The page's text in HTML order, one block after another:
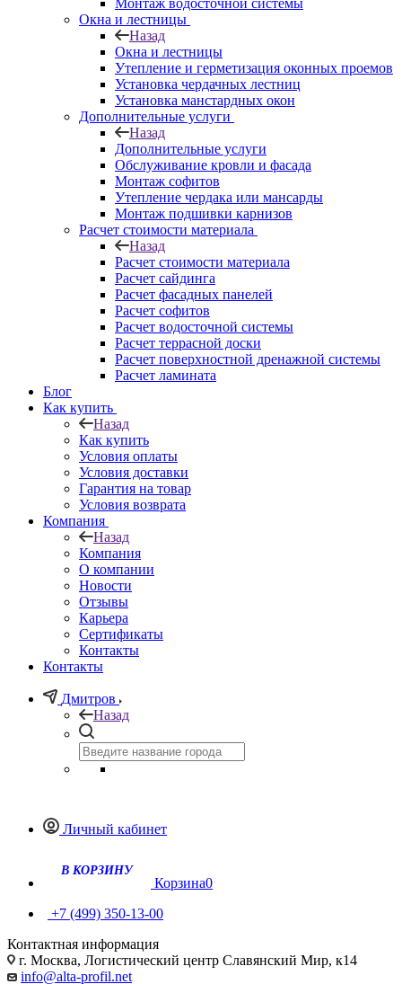
Монтаж водосточной системы
Окна и лестницы
Назад
Окна и лестницы
Утепление и герметизация оконных проемов
Установка чердачных лестниц
Установка манстардных окон
Дополнительные услуги
Назад
Дополнительные услуги
Обслуживание кровли и фасада
Монтаж софитов
Утепление чердака или мансарды
Монтаж подшивки карнизов
Расчет стоимости материала
Назад
Расчет стоимости материала
Расчет сайдинга
Расчет фасадных панелей
Расчет софитов
Расчет водосточной системы
Расчет террасной доски
Расчет поверхностной дренажной системы
Расчет ламината
Блог
Как купить
Назад
Как купить
Условия оплаты
Условия доставки
Гарантия на товар
Условия возврата
Компания
Назад
Компания
О компании
Новости
Отзывы
Карьера
Сертификаты
Контакты
Контакты
Дмитров
Назад
Личный кабинет
Корзина0
+7 (499) 350-13-00
Контактная информация
г. Москва, Логистический центр Славянский Мир, к14
info@alta-profil.net